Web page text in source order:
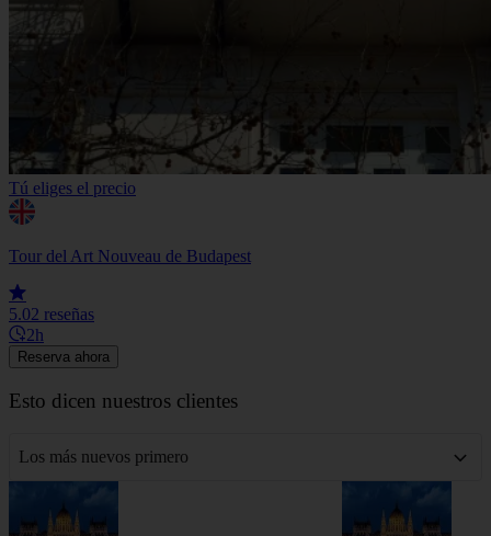
Tú eliges el precio
Tour del Art Nouveau de Budapest
5.02 reseñas
2h
Reserva ahora
Esto dicen nuestros clientes
Los más nuevos primero